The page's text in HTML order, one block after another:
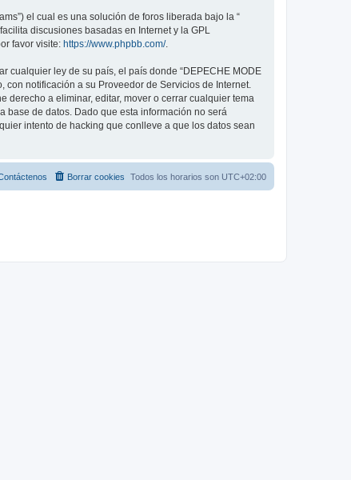
el cual es una solución de foros liberada bajo la “
discusiones basadas en Internet y la GPL
favor visite: https://www.phpbb.com/.
cualquier ley de su país, el país donde “DEPECHE MODE
notificación a su Proveedor de Servicios de Internet.
derecho a eliminar, editar, mover o cerrar cualquier tema
de datos. Dado que esta información no será
intento de hacking que conlleve a que los datos sean
Todos los horarios son UTC+02:00
Borrar cookies